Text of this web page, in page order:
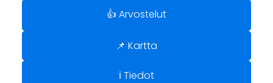
👍 Arvostelut
📌 Kartta
ℹ️ Tiedot